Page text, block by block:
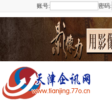
账号: 密码: